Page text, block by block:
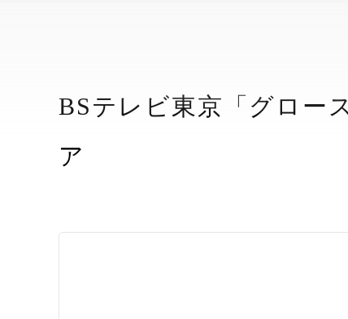
BSテレビ東京「グロー
ア